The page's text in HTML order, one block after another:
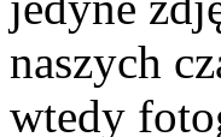
naszych
wtedy